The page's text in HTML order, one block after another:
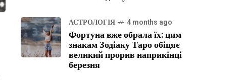
АСТРОЛОГІЯ 4 months ago
Фортуна вже обрала їх: цим
знакам Зодіаку Таро обіцяє
великий прорив наприкінці
березня